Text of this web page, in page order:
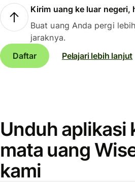
Kirim uang ke luar negeri,
Buat uang Anda pergi
jaraknya.
Daftar
Pelajari lebih lanjut
Unduh aplikasi
mata uang
kami